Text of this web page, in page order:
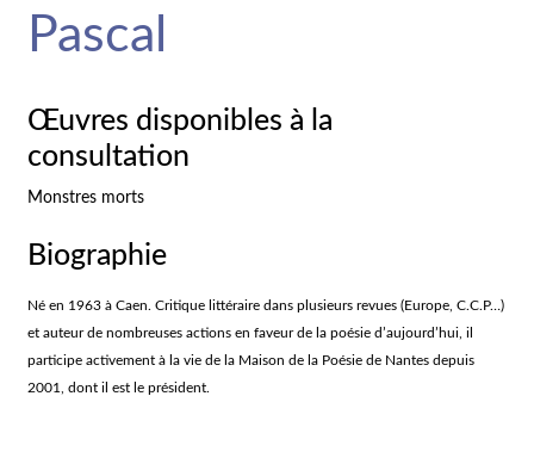
Pascal
Œuvres disponibles à la
consultation
Monstres morts
Biographie
Né en 1963 à Caen. Critique littéraire dans plusieurs revues (Europe, C.C.P…)
et auteur de nombreuses actions en faveur de la poésie d’aujourd’hui, il
participe activement à la vie de la Maison de la Poésie de Nantes depuis
2001, dont il est le président.